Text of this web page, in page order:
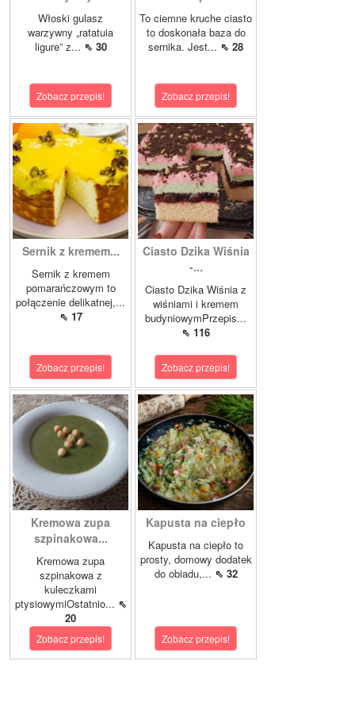
Włoski gulasz
warzywny „ratatuia
ligure” z... ⇖ 30
Zobacz przepis!
To ciemne kruche ciasto
to doskonała baza do
sernika. Jest... ⇖ 28
Zobacz przepis!
Sernik z kremem...
Sernik z kremem
pomarańczowym to
połączenie delikatnej,...
⇖ 17
Zobacz przepis!
Ciasto Dzika Wiśnia
-...
Ciasto Dzika Wiśnia z
wiśniami i kremem
budyniowymPrzepis...
⇖ 116
Zobacz przepis!
Kremowa zupa
szpinakowa...
Kremowa zupa
szpinakowa z
kuleczkami
ptysiowymiOstatnio... ⇖
20
Zobacz przepis!
Kapusta na ciepło
Kapusta na ciepło to
prosty, domowy dodatek
do obiadu,... ⇖ 32
Zobacz przepis!